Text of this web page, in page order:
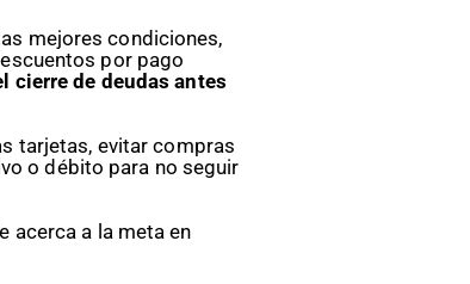
mejores condiciones,
por pago
cierre de deudas antes
tarjetas, evitar compras
o débito para no seguir
acerca a la meta en